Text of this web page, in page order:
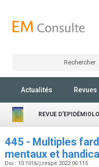
Rechercher
Actualités Revues
REVUE
445 - Multiples
mentaux et
Doi : 10.1016/j.respe.2022.06.115